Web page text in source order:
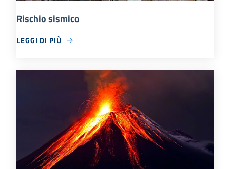
Rischio sismico
LEGGI DI PIÙ